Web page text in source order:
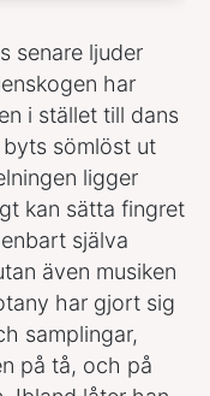
senare ljuder
har
i stället till dans
sömlöst ut
ligger
kan sätta fingret
själva
även musiken
har gjort sig
samplingar,
på tå, och på